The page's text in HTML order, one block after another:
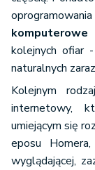
komputerowe
kolejnych ofiar
naturalnych
Kolejnym
internetowy,
umiejącym się
eposu
wyglądającej,